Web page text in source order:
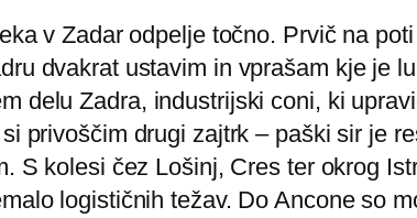
v Zadar odpelje točno. Prvič na
dvakrat ustavim in vprašam kje je
delu Zadra, industrijski coni, ki
privoščim drugi zajtrk – paški sir je
S kolesi čez Lošinj, Cres ter okrog
logističnih težav. Do Ancone so